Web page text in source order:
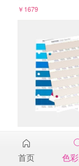
￥1679
12-1406TPG
￥98
首页 色